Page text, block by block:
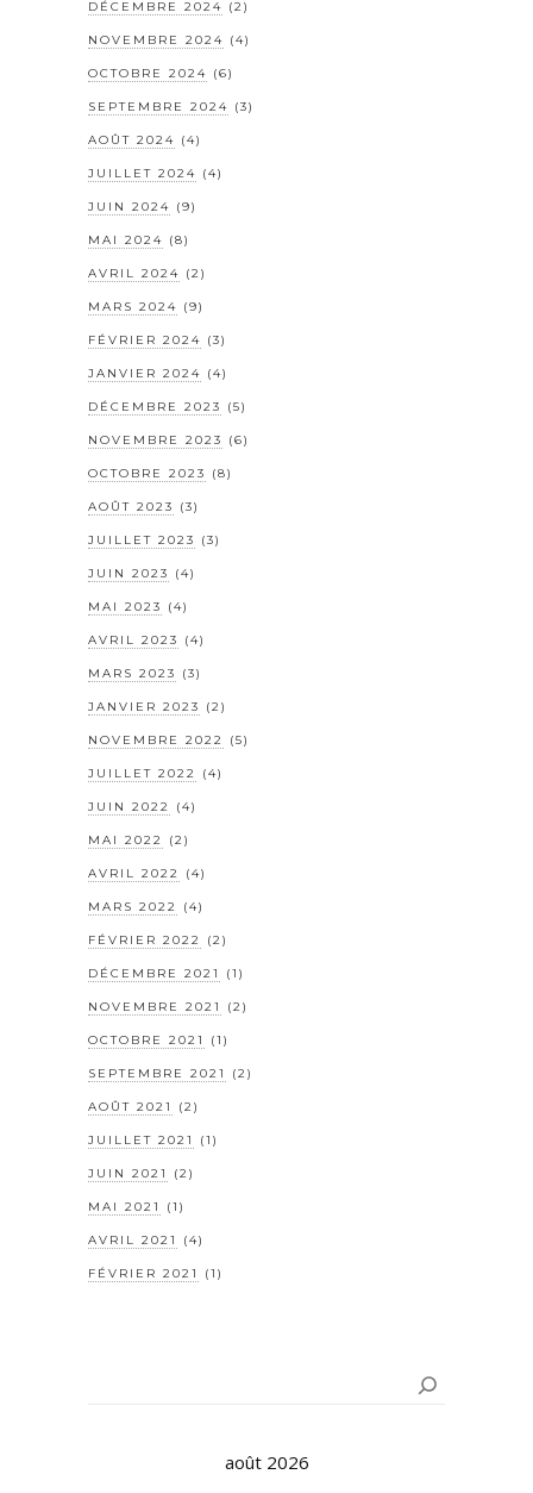
DÉCEMBRE 2024 (2)
NOVEMBRE 2024 (4)
OCTOBRE 2024 (6)
SEPTEMBRE 2024 (3)
AOÛT 2024 (4)
JUILLET 2024 (4)
JUIN 2024 (9)
MAI 2024 (8)
AVRIL 2024 (2)
MARS 2024 (9)
FÉVRIER 2024 (3)
JANVIER 2024 (4)
DÉCEMBRE 2023 (5)
NOVEMBRE 2023 (6)
OCTOBRE 2023 (8)
AOÛT 2023 (3)
JUILLET 2023 (3)
JUIN 2023 (4)
MAI 2023 (4)
AVRIL 2023 (4)
MARS 2023 (3)
JANVIER 2023 (2)
NOVEMBRE 2022 (5)
JUILLET 2022 (4)
JUIN 2022 (4)
MAI 2022 (2)
AVRIL 2022 (4)
MARS 2022 (4)
FÉVRIER 2022 (2)
DÉCEMBRE 2021 (1)
NOVEMBRE 2021 (2)
OCTOBRE 2021 (1)
SEPTEMBRE 2021 (2)
AOÛT 2021 (2)
JUILLET 2021 (1)
JUIN 2021 (2)
MAI 2021 (1)
AVRIL 2021 (4)
FÉVRIER 2021 (1)
août 2026